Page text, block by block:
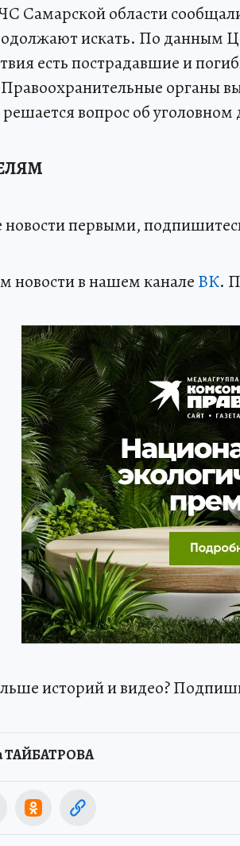
Самарской области
искать. По данным
есть пострадавшие и
органы
вопрос об уголовном
новости первыми,
новости в нашем канале ВК.
историй и видео?
ТАЙБАТРОВА